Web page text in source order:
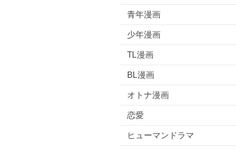
青年漫画
少年漫画
TL漫画
BL漫画
オトナ漫画
恋愛
ヒューマンドラマ